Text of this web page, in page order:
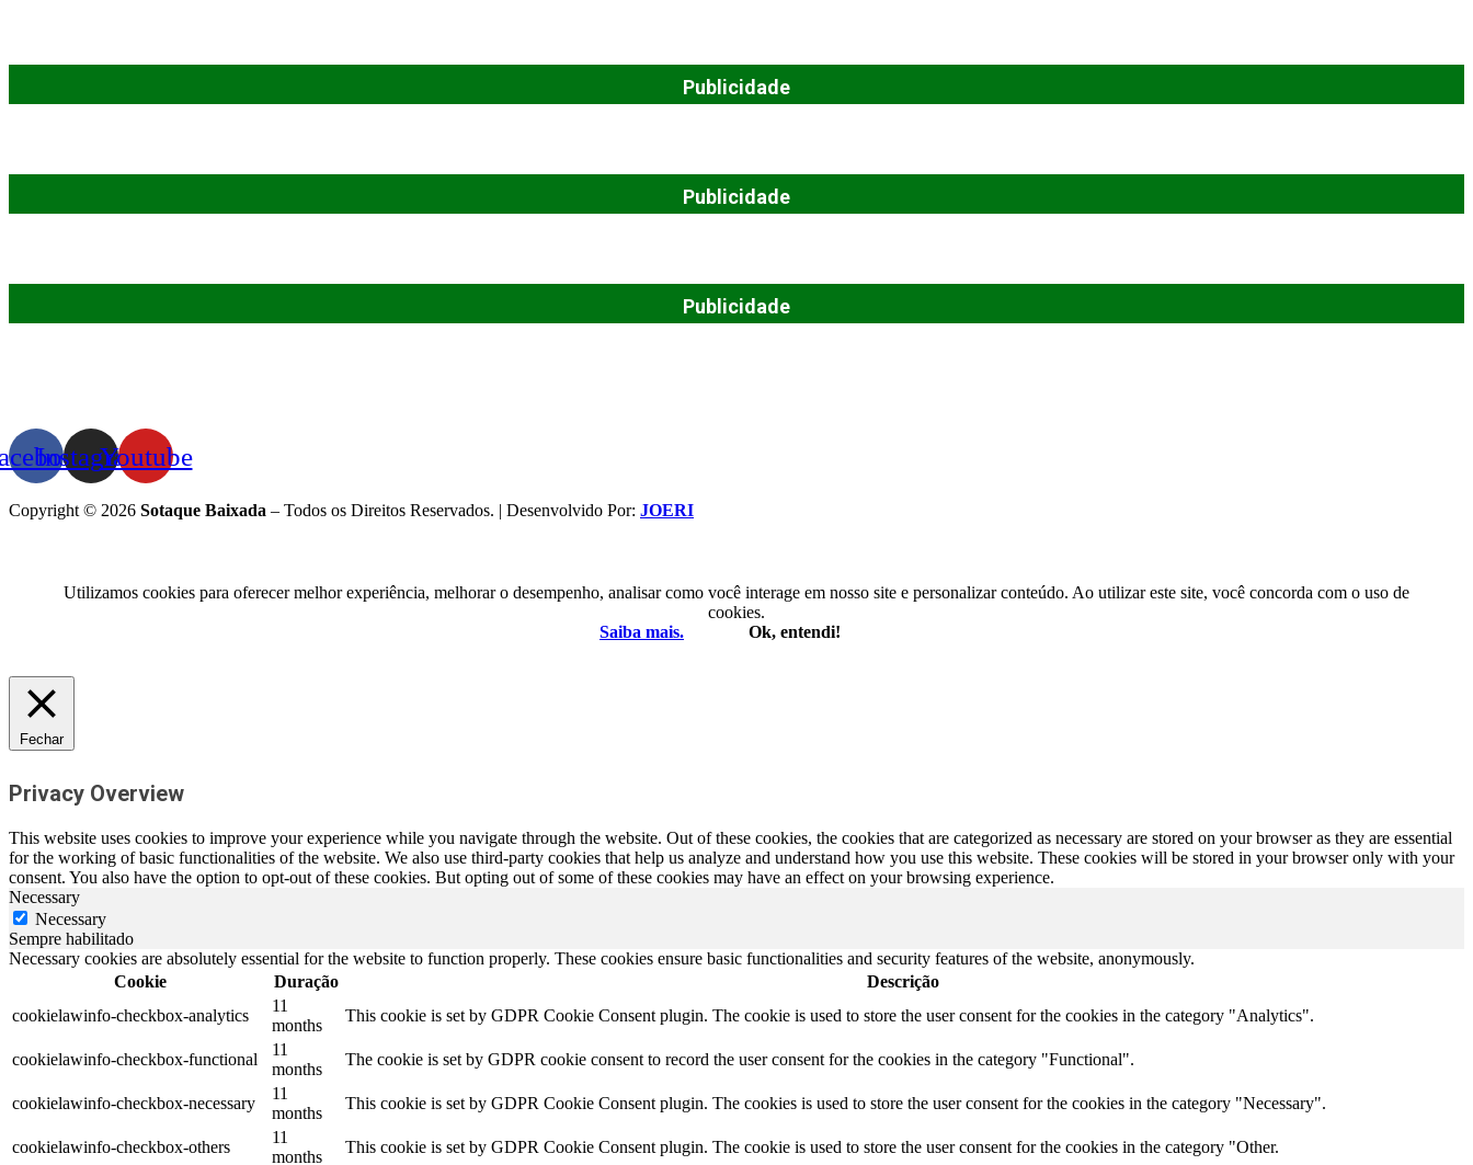
Publicidade
Publicidade
Publicidade
InstagramYoutube
Copyright © 2026 Sotaque Baixada – Todos os Direitos Reservados. | Desenvolvido Por: JOERI
Utilizamos cookies para oferecer melhor experiência, melhorar o desempenho, analisar como você interage em nosso site e personalizar conteúdo. Ao utilizar este site, você concorda com o uso de
cookies.
Saiba mais.
Ok, entendi!
Fechar
Privacy Overview
This website uses cookies to improve your experience while you navigate through the website. Out of these cookies, the cookies that are categorized as necessary are stored on your browser as they are essential
for the working of basic functionalities of the website. We also use third-party cookies that help us analyze and understand how you use this website. These cookies will be stored in your browser only with your
consent. You also have the option to opt-out of these cookies. But opting out of some of these cookies may have an effect on your browsing experience.
Necessary
Necessary
Sempre habilitado
Necessary cookies are absolutely essential for the website to function properly. These cookies ensure basic functionalities and security features of the website, anonymously.
Cookie
Duração
Descrição
cookielawinfo-checkbox-analytics
11
months
This cookie is set by GDPR Cookie Consent plugin. The cookie is used to store the user consent for the cookies in the category "Analytics".
cookielawinfo-checkbox-functional
11
months
The cookie is set by GDPR cookie consent to record the user consent for the cookies in the category "Functional".
cookielawinfo-checkbox-necessary
11
months
This cookie is set by GDPR Cookie Consent plugin. The cookies is used to store the user consent for the cookies in the category "Necessary".
cookielawinfo-checkbox-others
11
months
This cookie is set by GDPR Cookie Consent plugin. The cookie is used to store the user consent for the cookies in the category "Other.